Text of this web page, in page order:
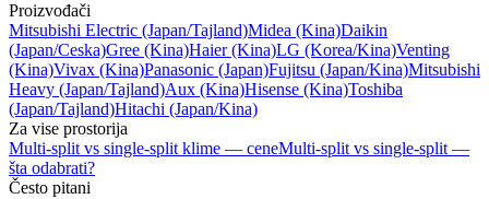
Proizvođači
Mitsubishi Electric (Japan/Tajland)Midea (Kina)Daikin
(Japan/Ceska)Gree (Kina)Haier (Kina)LG (Korea/Kina)Venting
(Kina)Vivax (Kina)Panasonic (Japan)Fujitsu (Japan/Kina)Mitsubishi
Heavy (Japan/Tajland)Aux (Kina)Hisense (Kina)Toshiba
(Japan/Tajland)Hitachi (Japan/Kina)
Za vise prostorija
Multi-split vs single-split klime — ceneMulti-split vs single-split —
šta odabrati?
Često pitani